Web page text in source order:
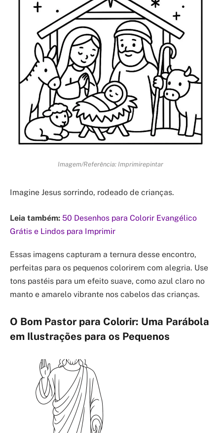
Imagem/Referência: Imprimirepintar
Imagine Jesus sorrindo, rodeado de crianças.
Leia também: 50 Desenhos para Colorir Evangélico
Grátis e Lindos para Imprimir
Essas imagens capturam a ternura desse encontro,
perfeitas para os pequenos colorirem com alegria. Use
tons pastéis para um efeito suave, como azul claro no
manto e amarelo vibrante nos cabelos das crianças.
O Bom Pastor para Colorir: Uma Parábola
em Ilustrações para os Pequenos